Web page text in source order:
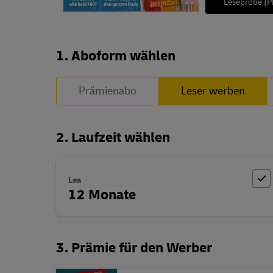
Leseprobe
Abo zusammenstellen
1. Aboform wählen
Prämienabo Leser werben
2. Laufzeit wählen
Lea
12 Monate
3. Prämie für den Werber